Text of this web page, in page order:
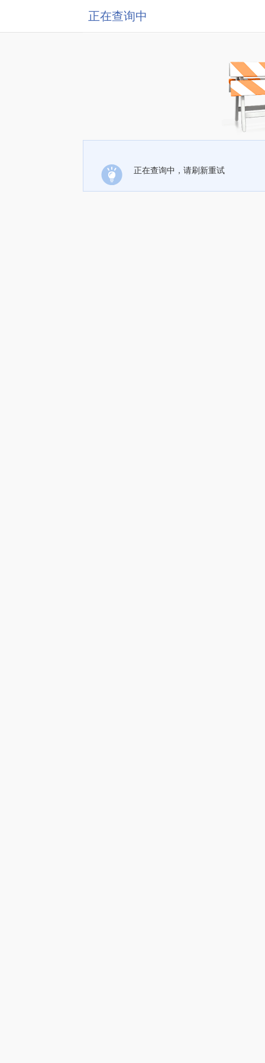
正在查询中
正在查询中，请刷新重试